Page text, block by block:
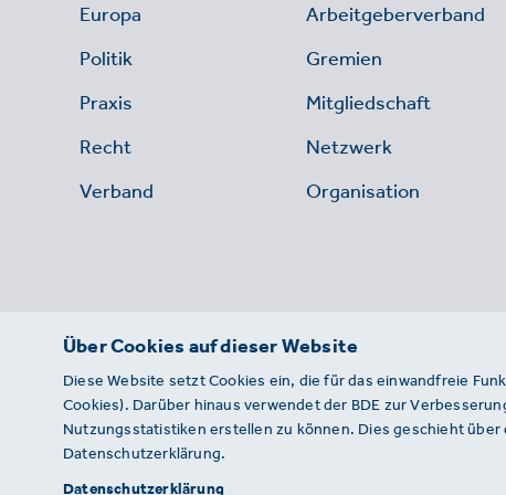
Europa
Politik
Praxis
Recht
Verband
Arbeitgeberverband
Gremien
Mitgliedschaft
Netzwerk
Organisation
© 2026 · BDE
Über Cookies auf dieser Website
Diese Website setzt Cookies ein, die für das einwandfreie
Cookies). Darüber hinaus verwendet der BDE zur
Nutzungsstatistiken erstellen zu können. Dies geschieht über
Datenschutzerklärung.
Datenschutzerklärung